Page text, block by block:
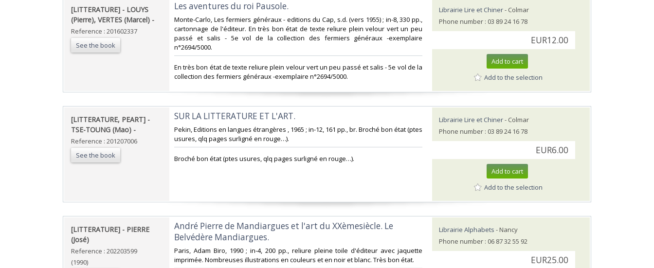
‎[LITTERATURE] - LOUYS
(Pierre), VERTES (Marcel) - ‎
Reference : 201602337
See the book
‎Les aventures du roi Pausole. ‎
‎Monte-Carlo, Les fermiers généraux - editions du Cap, s.d. (vers 1955) ; in-8, 330 pp.,
cartonnage de l'éditeur. En très bon état de texte reliure plein velour vert un peu
passé et salis - 5e vol de la collection des fermiers généraux -exemplaire
n°2694/5000.‎
‎En très bon état de texte reliure plein velour vert un peu passé et salis - 5e vol de la
collection des fermiers généraux -exemplaire n°2694/5000.‎
Librairie Lire et Chiner- Colmar
Phone number : 03 89 24 16 78
EUR12.00
Add to cart
Add to the selection
‎[LITTERATURE, PEART] -
TSE-TOUNG (Mao) - ‎
Reference : 201207006
See the book
‎SUR LA LITTERATURE ET L'ART. ‎
‎Pekin, Editions en langues étrangères , 1965 ; in-12, 161 pp., br. Broché bon état (ptes
usures, qlq pages surligné en rouge…).‎
‎Broché bon état (ptes usures, qlq pages surligné en rouge…).‎
Librairie Lire et Chiner- Colmar
Phone number : 03 89 24 16 78
EUR6.00
Add to cart
Add to the selection
‎[LITTERATURE] - PIERRE
(José)‎
Reference : 202203599
(1990)
‎André Pierre de Mandiargues et l'art du XXèmesiècle. Le
Belvédère Mandiargues. ‎
‎Paris, Adam Biro, 1990 ; in-4, 200 pp., reliure pleine toile d'éditeur avec jaquette
imprimée. Nombreuses illustrations en couleurs et en noir et blanc. Très bon état.‎
Librairie Alphabets - Nancy
Phone number : 06 87 32 55 92
EUR25.00